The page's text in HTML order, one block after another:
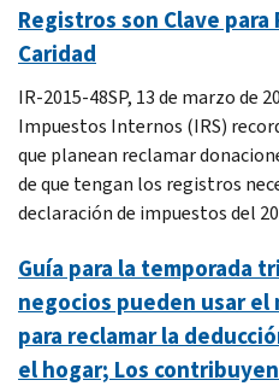
Registros son Clave para
Caridad
IR-2015-48SP, 13 de marzo de
Impuestos Internos (IRS)
que planean reclamar
de que tengan los registros
declaración de impuestos del
Guía para la temporada
negocios pueden usar
para reclamar la
el hogar; Los